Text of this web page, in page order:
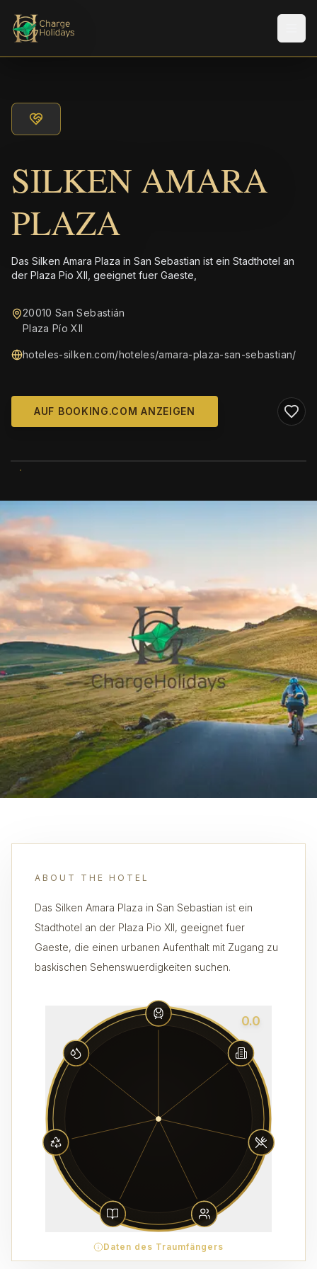
SILKEN AMARA
PLAZA
Das Silken Amara Plaza in San Sebastian ist ein Stadthotel an
der Plaza Pio XII, geeignet fuer Gaeste,
20010 San Sebastián
Plaza Pío XII
hoteles-silken.com/hoteles/amara-plaza-san-sebastian/
AUF BOOKING.COM ANZEIGEN
ABOUT THE HOTEL
Das Silken Amara Plaza in San Sebastian ist ein
Stadthotel an der Plaza Pio XII, geeignet fuer
Gaeste, die einen urbanen Aufenthalt mit Zugang zu
baskischen Sehenswuerdigkeiten suchen.
0.0
Daten des Traumfängers